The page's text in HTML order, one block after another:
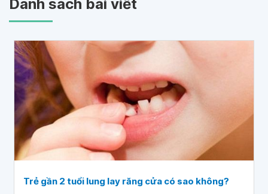
Danh sách bài viết
Trẻ gần 2 tuổi lung lay răng cửa có sao không?